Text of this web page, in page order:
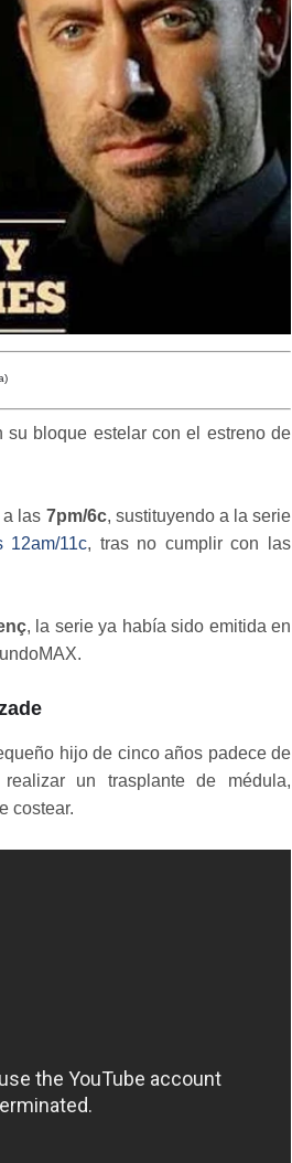
bloque estelar con el estreno de
a las 7pm/6c, sustituyendo a la serie
12am/11c, tras no cumplir con las
, la serie ya había sido emitida en
hijo de cinco años padece de
un trasplante de médula,
costear.